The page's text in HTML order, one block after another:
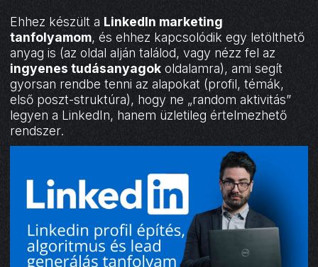
Ehhez készült a LinkedIn marketing
tanfolyamom, és ehhez kapcsolódik egy letölthető
anyag is (az oldal alján találod, vagy nézz fel az
ingyenes tudásanyagok oldalamra), ami segít
gyorsan rendbe tenni az alapokat (profil, témák,
első poszt-struktúra), hogy ne „random aktivitás”
legyen a LinkedIn, hanem üzletileg értelmezhető
rendszer.